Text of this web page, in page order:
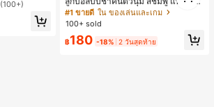
ใน บรรยากาศฤดูร้อน กระเป๋าหูหิ้วด้านบนผู้หญิง
(100+)
บีบคลายเครียด นุ่มยืดหยุ่น ของเล่นบีบ
4 ออนซ์ ของเล่นเกลือ เหมาะสำหรับขอ
ของขวัญวันเกิด ของขวัญอีสเตอร์ ของ
#1 ขายดี ใน ของเล่นและเกม
100+ sold
฿180 -18% 2 วันสุดท้าย